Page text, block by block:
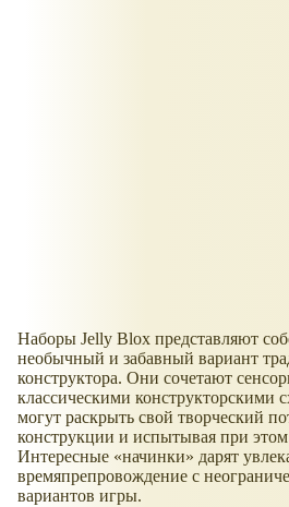
Наборы Jelly Blox представляют
необычный и забавный вариант
конструктора. Они сочетают
классическими конструкторскими
могут раскрыть свой творческий
конструкции и испытывая при
Интересные
начинки
дарят
времяпрепровождение с
вариантов игры.